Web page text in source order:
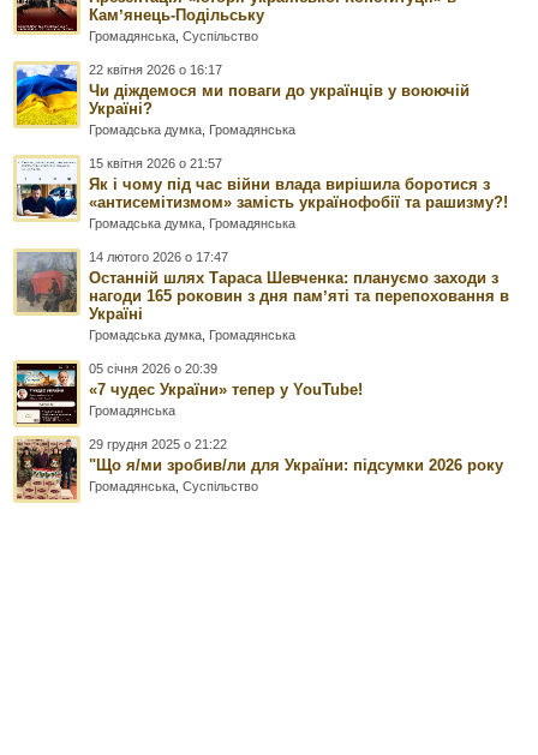
Камʼянець-Подільську
Громадянська ,Суспільство
22 квітня 2026 о 16:17
Чи діждемося ми поваги до українців у воюючій
Україні?
Громадська думка Громадянська
15 квітня 2026 о 21:57
Як і чому під час війни влада вирішила боротися з
«антисемітизмом» замість українофобії та рашизму?!
Громадська думка Громадянська
14 лютого 2026 о 17:47
Останній шлях Тараса Шевченка: плануємо заходи з
нагоди 165 роковин з дня памʼяті та перепоховання в
Україні
Громадська думка Громадянська
05 січня 2026 о 20:39
«7 чудес України» тепер у YouTube!
Громадянська
29 грудня 2025 о 21:22
"Що я/ми зробив/ли для України: підсумки 2026 року
Громадянська ,Суспільство